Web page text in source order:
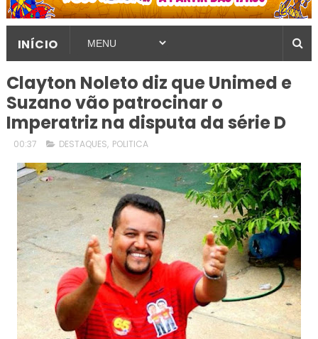
INÍCIO
Clayton Noleto diz que Unimed e
Suzano vão patrocinar o
Imperatriz na disputa da série D
00:37 DESTAQUES, POLITICA